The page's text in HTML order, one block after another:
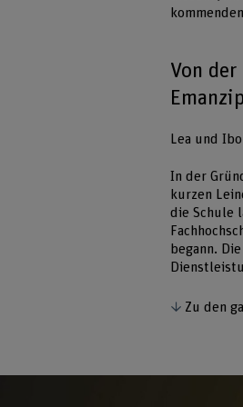
Von
Lea und
In der
kurzen
die Schule
begann.
Zu den